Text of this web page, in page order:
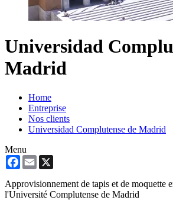
Universidad
Madrid
Home
Entreprise
Nos clients
Universidad Complutense de Madrid
Menu
Facebook
Email
Approvisionnement de tapis et de moquette
l'Université Complutense de Madrid